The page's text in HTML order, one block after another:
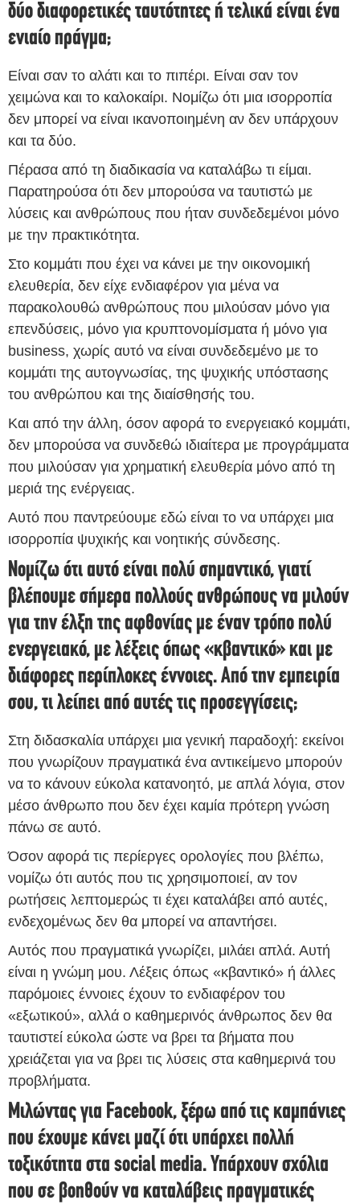
δύο διαφορετικές ταυτότητες ή τελικά είναι ένα
ενιαίο πράγμα;
Είναι σαν το αλάτι και το πιπέρι. Είναι σαν τον
χειμώνα και το καλοκαίρι. Νομίζω ότι μια ισορροπία
δεν μπορεί να είναι ικανοποιημένη αν δεν υπάρχουν
και τα δύο.
Πέρασα από τη διαδικασία να καταλάβω τι είμαι.
Παρατηρούσα ότι δεν μπορούσα να ταυτιστώ με
λύσεις και ανθρώπους που ήταν συνδεδεμένοι μόνο
με την πρακτικότητα.
Στο κομμάτι που έχει να κάνει με την οικονομική
ελευθερία, δεν είχε ενδιαφέρον για μένα να
παρακολουθώ ανθρώπους που μιλούσαν μόνο για
επενδύσεις, μόνο για κρυπτονομίσματα ή μόνο για
business, χωρίς αυτό να είναι συνδεδεμένο με το
κομμάτι της αυτογνωσίας, της ψυχικής υπόστασης
του ανθρώπου και της διαίσθησής του.
Και από την άλλη, όσον αφορά το ενεργειακό κομμάτι,
δεν μπορούσα να συνδεθώ ιδιαίτερα με προγράμματα
που μιλούσαν για χρηματική ελευθερία μόνο από τη
μεριά της ενέργειας.
Αυτό που παντρεύουμε εδώ είναι το να υπάρχει μια
ισορροπία ψυχικής και νοητικής σύνδεσης.
Νομίζω ότι αυτό είναι πολύ σημαντικό, γιατί
βλέπουμε σήμερα πολλούς ανθρώπους να μιλούν
για την έλξη της αφθονίας με έναν τρόπο πολύ
ενεργειακό, με λέξεις όπως «κβαντικό» και με
διάφορες περίπλοκες έννοιες. Από την εμπειρία
σου, τι λείπει από αυτές τις προσεγγίσεις;
Στη διδασκαλία υπάρχει μια γενική παραδοχή: εκείνοι
που γνωρίζουν πραγματικά ένα αντικείμενο μπορούν
να το κάνουν εύκολα κατανοητό, με απλά λόγια, στον
μέσο άνθρωπο που δεν έχει καμία πρότερη γνώση
πάνω σε αυτό.
Όσον αφορά τις περίεργες ορολογίες που βλέπω,
νομίζω ότι αυτός που τις χρησιμοποιεί, αν τον
ρωτήσεις λεπτομερώς τι έχει καταλάβει από αυτές,
ενδεχομένως δεν θα μπορεί να απαντήσει.
Αυτός που πραγματικά γνωρίζει, μιλάει απλά. Αυτή
είναι η γνώμη μου. Λέξεις όπως «κβαντικό» ή άλλες
παρόμοιες έννοιες έχουν το ενδιαφέρον του
«εξωτικού», αλλά ο καθημερινός άνθρωπος δεν θα
ταυτιστεί εύκολα ώστε να βρει τα βήματα που
χρειάζεται για να βρει τις λύσεις στα καθημερινά του
προβλήματα.
Μιλώντας για Facebook, ξέρω από τις καμπάνιες
που έχουμε κάνει μαζί ότι υπάρχει πολλή
τοξικότητα στα social media. Υπάρχουν σχόλια
που σε βοηθούν να καταλάβεις πραγματικές